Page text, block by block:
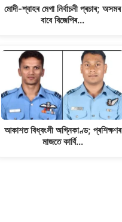
মোদী-শ্বাহৰ মেগা নিৰ্বাচনী প্ৰচাৰ; অসমৰ
বাবে বিজেপিৰ…
আকাশত বিধ্বংসী অগ্নিকাণ্ড; প্ৰশিক্ষণৰ
মাজতে কাৰ্বি…